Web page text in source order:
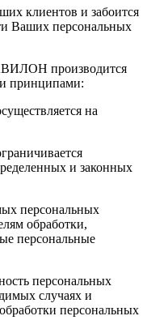
клиентов и забоится
Ваших персональных
производится
принципами:
на
и законных
персональных
обработки,
персональные
персональных
случаях и
персональных